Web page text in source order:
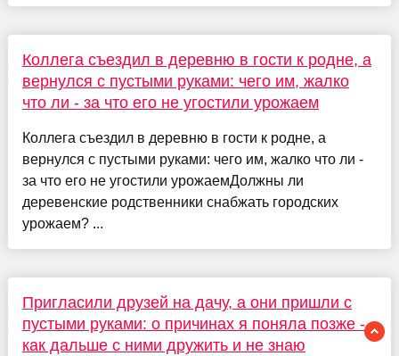
Коллега съездил в деревню в гости к родне, а
вернулся с пустыми руками: чего им, жалко
что ли - за что его не угостили урожаем
Коллега съездил в деревню в гости к родне, а
вернулся с пустыми руками: чего им, жалко что ли -
за что его не угостили урожаемДолжны ли
деревенские родственники снабжать городских
урожаем? ...
Пригласили друзей на дачу, а они пришли с
пустыми руками: о причинах я поняла позже -
как дальше с ними дружить и не знаю